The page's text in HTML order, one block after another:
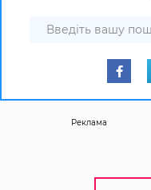
Реклама